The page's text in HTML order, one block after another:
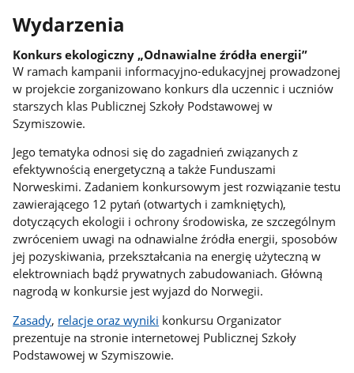
Wydarzenia
Konkurs ekologiczny „Odnawialne źródła energii”
W ramach kampanii informacyjno-edukacyjnej prowadzonej
w projekcie zorganizowano konkurs dla uczennic i uczniów
starszych klas Publicznej Szkoły Podstawowej w
Szymiszowie.
Jego tematyka odnosi się do zagadnień związanych z
efektywnością energetyczną a także Funduszami
Norweskimi. Zadaniem konkursowym jest rozwiązanie testu
zawierającego 12 pytań (otwartych i zamkniętych),
dotyczących ekologii i ochrony środowiska, ze szczególnym
zwróceniem uwagi na odnawialne źródła energii, sposobów
jej pozyskiwania, przekształcania na energię użyteczną w
elektrowniach bądź prywatnych zabudowaniach. Główną
nagrodą w konkursie jest wyjazd do Norwegii.
Zasady, relacje oraz wyniki konkursu Organizator
prezentuje na stronie internetowej Publicznej Szkoły
Podstawowej w Szymiszowie.